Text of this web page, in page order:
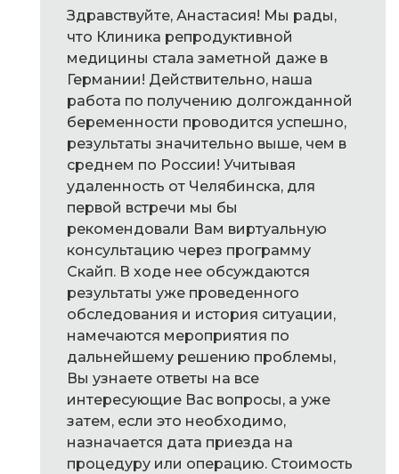
Здравствуйте, Анастасия! Мы рады,
что Клиника репродуктивной
медицины стала заметной даже в
Германии! Действительно, наша
работа по получению долгожданной
беременности проводится успешно,
результаты значительно выше, чем в
среднем по России! Учитывая
удаленность от Челябинска, для
первой встречи мы бы
рекомендовали Вам виртуальную
консультацию через программу
Скайп. В ходе нее обсуждаются
результаты уже проведенного
обследования и история ситуации,
намечаются мероприятия по
дальнейшему решению проблемы,
Вы узнаете ответы на все
интересующие Вас вопросы, а уже
затем, если это необходимо,
назначается дата приезда на
процедуру или операцию. Стоимость